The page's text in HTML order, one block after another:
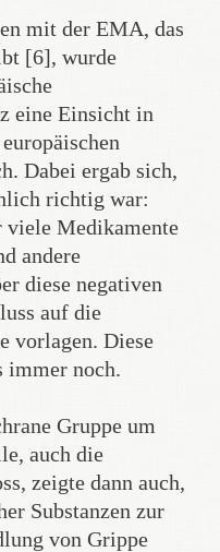
mit der EMA, das
[6], wurde
eine Einsicht in
Dabei ergab sich,
richtig war:
viele Medikamente
andere
diese negativen
auf die
vorlagen. Diese
immer noch.
Gruppe um
auch die
zeigte dann auch,
Substanzen zur
von Grippe